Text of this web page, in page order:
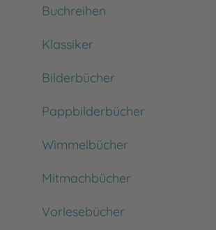
Buchreihen
Klassiker
Bilderbücher
Pappbilderbücher
Wimmelbücher
Mitmachbücher
Vorlesebücher